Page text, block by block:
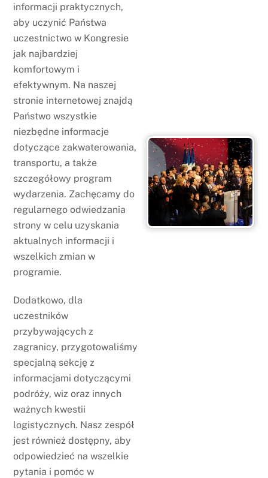
informacji praktycznych,
aby uczynić Państwa
uczestnictwo w Kongresie
jak najbardziej
komfortowym i
efektywnym. Na naszej
stronie internetowej znajdą
Państwo wszystkie
niezbędne informacje
dotyczące zakwaterowania,
transportu, a także
szczegółowy program
wydarzenia. Zachęcamy do
regularnego odwiedzania
strony w celu uzyskania
aktualnych informacji i
wszelkich zmian w
programie.
Dodatkowo, dla
uczestników
przybywających z
zagranicy, przygotowaliśmy
specjalną sekcję z
informacjami dotyczącymi
podróży, wiz oraz innych
ważnych kwestii
logistycznych. Nasz zespół
jest również dostępny, aby
odpowiedzieć na wszelkie
pytania i pomóc w